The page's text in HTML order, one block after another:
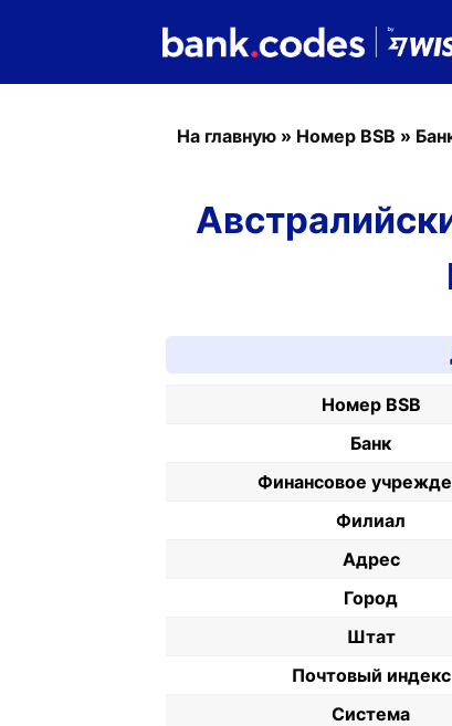
На главную » Номер BSB »
Номер BSB
Банк
Финансовое
Филиал
Адрес
Город
Штат
Почтовый индекс
Система